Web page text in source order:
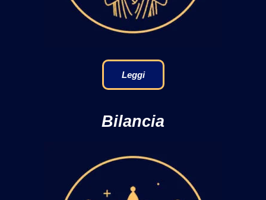
Leggi
Bilancia